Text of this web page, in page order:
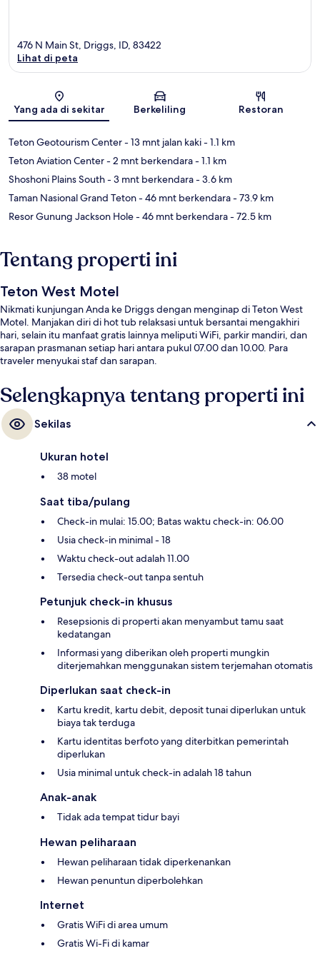
Peta
476 N Main St, Driggs, ID, 83422
Lihat di peta
Yang ada di sekitar Berkeliling Restoran
Teton Geotourism Center- 13 mnt jalan kaki- 1.1 km
Teton Aviation Center- 2 mnt berkendara- 1.1 km
Shoshoni Plains South- 3 mnt berkendara- 3.6 km
Taman Nasional Grand Teton- 46 mnt berkendara- 73.9 km
Resor Gunung Jackson Hole- 46 mnt berkendara- 72.5 km
Tentang properti ini
Teton West Motel
Nikmati kunjungan Anda ke Driggs dengan menginap di Teton West
Motel. Manjakan diri di hot tub relaksasi untuk bersantai mengakhiri
hari, selain itu manfaat gratis lainnya meliputi WiFi, parkir mandiri, dan
sarapan prasmanan setiap hari antara pukul 07.00 dan 10.00. Para
traveler menyukai staf dan sarapan.
Selengkapnya tentang properti ini
Sekilas
Ukuran hotel
38 motel
Saat tiba/pulang
Check-in mulai: 15.00; Batas waktu check-in: 06.00
Usia check-in minimal - 18
Waktu check-out adalah 11.00
Tersedia check-out tanpa sentuh
Petunjuk check-in khusus
Resepsionis di properti akan menyambut tamu saat
kedatangan
Informasi yang diberikan oleh properti mungkin
diterjemahkan menggunakan sistem terjemahan otomatis
Diperlukan saat check-in
Kartu kredit, kartu debit, deposit tunai diperlukan untuk
biaya tak terduga
Kartu identitas berfoto yang diterbitkan pemerintah
diperlukan
Usia minimal untuk check-in adalah 18 tahun
Anak-anak
Tidak ada tempat tidur bayi
Hewan peliharaan
Hewan peliharaan tidak diperkenankan
Hewan penuntun diperbolehkan
Internet
Gratis WiFi di area umum
Gratis Wi-Fi di kamar